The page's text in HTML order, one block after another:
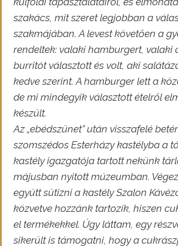
szakács, mit szeret legjobban a
szakmájában. A levest követően a
rendeltek: valaki hamburgert, valaki
burritót választott és volt, aki
kedve szerint. A hamburger lett a
de mi mindegyik választott ételről
készült.
Az „ebédszünet” után visszafelé
szomszédos Esterházy kastélyba a
kastély igazgatója tartott nekünk
májusban nyitott múzeumban.
együtt sütizni a kastély Szalon
közvetve hozzánk tartozik, hiszen
el termékekkel. Úgy láttam, egy
sikerült is támogatni, hogy a